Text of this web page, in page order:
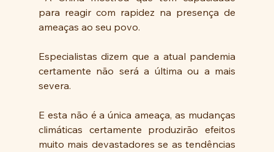
para reagir com rapidez na presença de
ameaças ao seu povo.
Especialistas dizem que a atual pandemia
certamente não será a última ou a mais
severa.
E esta não é a única ameaça, as mudanças
climáticas certamente produzirão efeitos
muito mais devastadores se as tendências